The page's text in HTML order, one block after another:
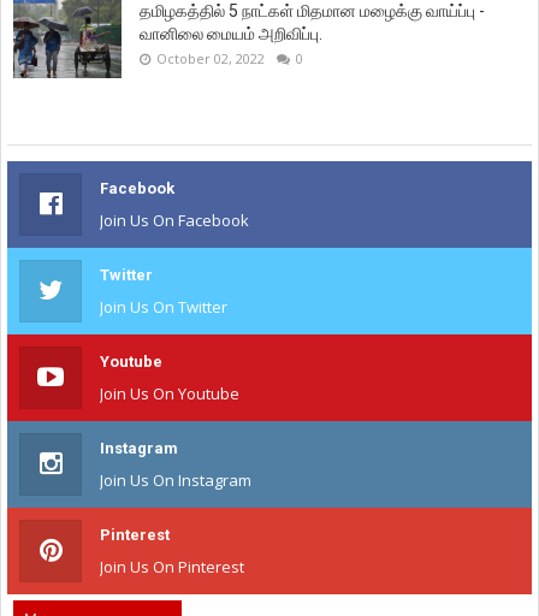
தமிழகத்தில் 5 நாட்கள் மிதமான மழைக்கு வாய்ப்பு -
வானிலை மையம் அறிவிப்பு.
October 02, 2022 0
Facebook
Join Us On Facebook
Twitter
Join Us On Twitter
Youtube
Join Us On Youtube
Instagram
Join Us On Instagram
Pinterest
Join Us On Pinterest